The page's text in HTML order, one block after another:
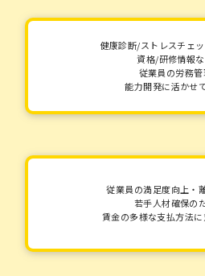
健康診断/ストレスチェッ
資格/研修情報
従業員の労務管
能力開発に活かせ
従業員の満足度向上・
若手人材確保の
賃金の多様な支払方法に